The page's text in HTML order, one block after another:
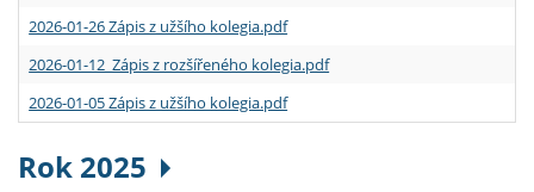
2026-01-26 Zápis z užšího kolegia.pdf
2026-01-12 Zápis z rozšířeného kolegia.pdf
2026-01-05 Zápis z užšího kolegia.pdf
Rok 2025